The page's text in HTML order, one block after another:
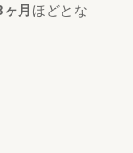
月 ほどとな